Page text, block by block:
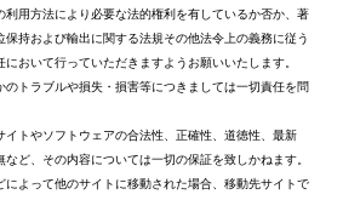
利用方法により必要な法的権利を有しているか否か、著
持および輸出に関する法規その他法令上の義務に従う
おいて行っていただきますようお願いいたします。
のトラブルや損失・損害等につきましては一切責任を問
イトやソフトウェアの合法性、正確性、道徳性、最新
ど、その内容については一切の保証を致しかねます。
によって他のサイトに移動された場合、移動先サイトで